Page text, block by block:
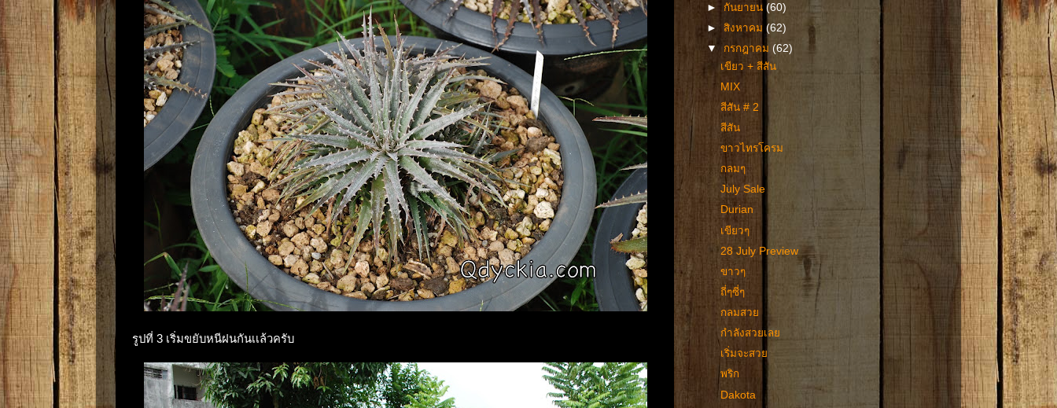
รูปที่ 3 เริ่มขยับหนีฝนกันเเล้วครับ
► กันยายน(60)
►สิงหาคม(62)
▼ กรกฎาคม (62)
เขียว + สีสัน
MIX
สีสัน # 2
สีสัน
ขาวไทรโครม
กลมๆ
July Sale
Durian
เขียวๆ
28 July Preview
ขาวๆ
ถี่ๆซี่ๆ
กลมสวย
กำลังสวยเลย
เริ่มจะสวย
พริก
Dakota